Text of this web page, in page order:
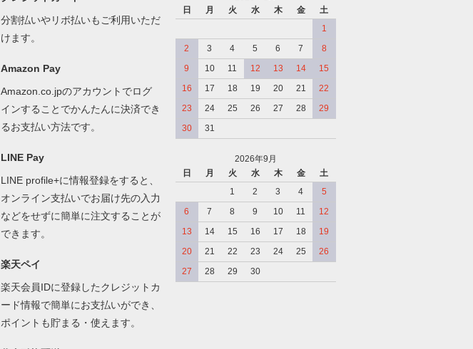
分割払いやリボ払いもご利用いただ
けます。
Amazon Pay
Amazon.co.jpのアカウントでログ
インすることでかんたんに決済でき
るお支払い方法です。
LINE Pay
LINE profile+に情報登録をすると、
オンライン支払いでお届け先の入力
などをせずに簡単に注文することが
できます。
楽天ペイ
楽天会員IDに登録したクレジットカ
ード情報で簡単にお支払いができ、
ポイントも貯まる・使えます。
日
月 火 水 木 金
土
1
2
3 4 5 6 7
8
9
10 11 12 13 14
15
16
17 18 19 20 21
22
23
24 25 26 27 28
29
30
31
2026年9月
日
月 火 水 木 金
土
1
2 3 4
5
6
7 8 9 10 11
12
13
14 15 16 17 18
19
20
21 22 23 24 25
26
27
28 29 30